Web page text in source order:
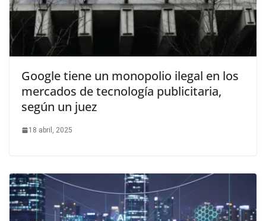
Google tiene un monopolio ilegal en los
mercados de tecnología publicitaria,
según un juez
18 abril, 2025